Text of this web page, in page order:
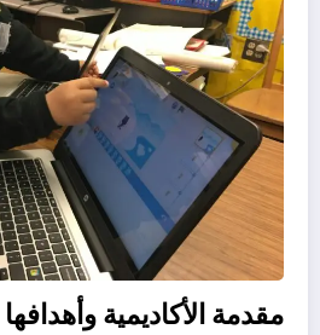
مقدمة الأكاديمية وأهدافها